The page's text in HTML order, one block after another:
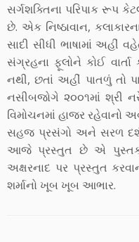
સર્ગશક્તિના પરિપાક રૂપ
છે. એક નિષ્ઠાવાન,
સાદી સીધી ભાષામાં અહીં
સંગ્રહના ફૂલોને કોઈ
નથી, છતાં અહીં પાતળું તો
નસીબજોગે ૨૦૦૧માં શ્રી
વિમોચનમાં હાજર રહેવાનો
સહજ પ્રસંગો અને સરળ
આજે પ્રસ્તુત છે એ
અક્ષરનાદ પર પ્રસ્તુત
શર્માનો ખૂબ ખૂબ આભાર.